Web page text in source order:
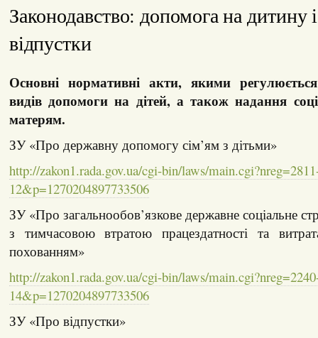
Законодавство: допомога на дитину і
відпустки
Основні нормативні акти, якими
видів допомоги на дітей, а також надання
матерям.
ЗУ «Про державну допомогу сім’ям з дітьми»
http://zakon1.rada.gov.ua/cgi-bin/laws/
12&p=1270204897733506
ЗУ «Про загальнообов’язкове державне соціальне
з тимчасовою втратою працездатності та
похованням»
http://zakon1.rada.gov.ua/cgi-bin/laws/
14&p=1270204897733506
ЗУ «Про відпустки»